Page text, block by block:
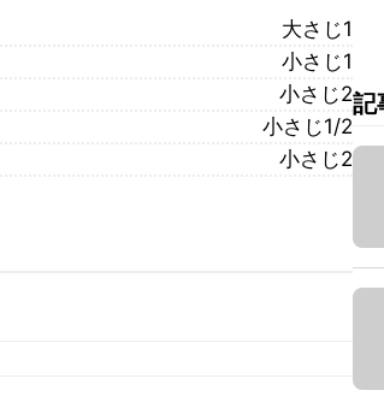
大さじ1
小さじ1
小さじ2
小さじ1/2
小さじ2
記